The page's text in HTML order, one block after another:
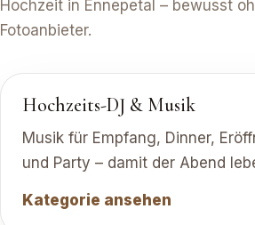
Hochzeit in Ennepetal – bewusst
Fotoanbieter.
Hochzeits-DJ & Musik
Musik für Empfang, Dinner,
und Party – damit der Abend
Kategorie ansehen